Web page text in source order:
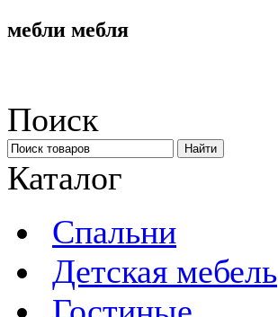
мебли мебля
Поиск
Каталог
Спальни
Детская мебель